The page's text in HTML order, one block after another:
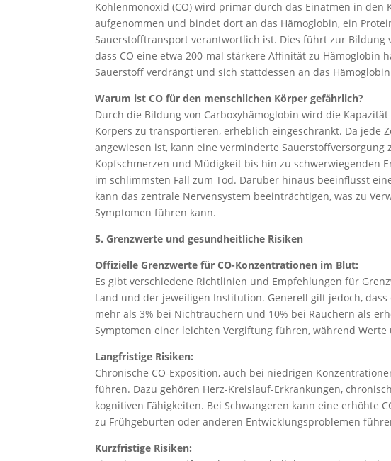
Kohlenmonoxid (CO) wird primär durch das Einatmen in den
aufgenommen und bindet dort an das Hämoglobin, ein
Sauerstofftransport verantwortlich ist. Dies führt zur Bildung
dass CO eine etwa 200-mal stärkere Affinität zu Hämoglobin
Sauerstoff verdrängt und sich stattdessen an das
Warum ist CO für den menschlichen Körper gefährlich?
Durch die Bildung von Carboxyhämoglobin wird die
Körpers zu transportieren, erheblich eingeschränkt. Da jede
angewiesen ist, kann eine verminderte
Kopfschmerzen und Müdigkeit bis hin zu schwerwiegenden
im schlimmsten Fall zum Tod. Darüber hinaus beeinflusst
kann das zentrale Nervensystem beeinträchtigen, was zu
Symptomen führen kann.
5. Grenzwerte und gesundheitliche Risiken
Offizielle Grenzwerte für CO-Konzentrationen im Blut:
Es gibt verschiedene Richtlinien und Empfehlungen für
Land und der jeweiligen Institution. Generell gilt jedoch,
mehr als 3% bei Nichtrauchern und 10% bei Rauchern als
Symptomen einer leichten Vergiftung führen, während
Langfristige Risiken:
Chronische CO-Exposition, auch bei niedrigen
führen. Dazu gehören Herz-Kreislauf-Erkrankungen,
kognitiven Fähigkeiten. Bei Schwangeren kann eine erhöhte
zu Frühgeburten oder anderen Entwicklungsproblemen
Kurzfristige Risiken: